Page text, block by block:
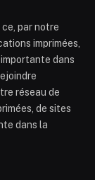
ce, par notre
imprimées,
dans
réseau de
de sites
dans la